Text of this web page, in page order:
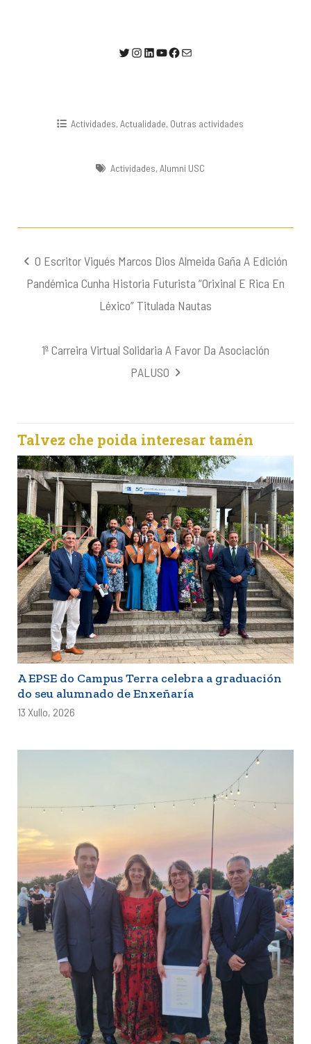
@AlumniUSC1
Instagram
LinkedIn
YouTube
Facebook
Correo electrónico
Actividades,Actualidade, Outras actividades
Actividades, Alumni USC
Navegación
de
O Escritor Vigués Marcos Dios Almeida Gaña A Edición
Pandémica Cunha Historia Futurista “orixinal E Rica En
Léxico” Titulada Nautas
1ª Carreira Virtual Solidaria A Favor Da Asociación
PALUSO
Talvez che poida interesar tamén
A EPSE do Campus Terra celebra a graduación
do seu alumnado de Enxeñaría
13 Xullo, 2026